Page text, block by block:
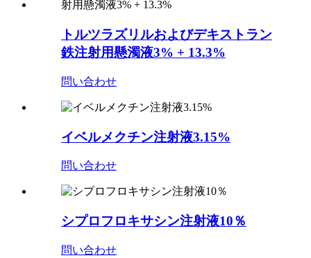
トルツラズリルおよびデキストラン
鉄注射用懸濁液3% + 13.3%
問い合わせ
イベルメクチン注射液3.15%
問い合わせ
シプロフロキサシン注射液10％
問い合わせ